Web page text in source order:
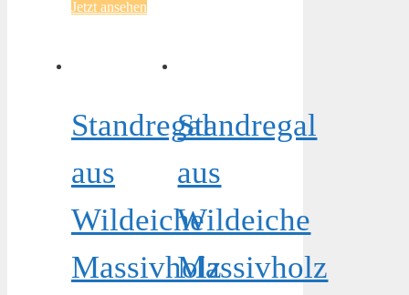
Jetzt ansehen
Standregal
aus
Wildeiche
Massivholz
Standregal
aus
Wildeiche
Massivholz